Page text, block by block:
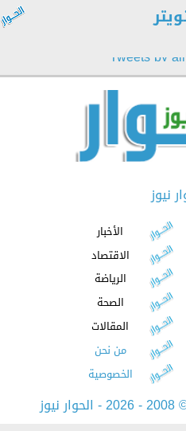
Tweets by
نيوز
الأخبار
الاقتصاد
الرياضة
الصحة
المقالات
من نحن
الخصوصية